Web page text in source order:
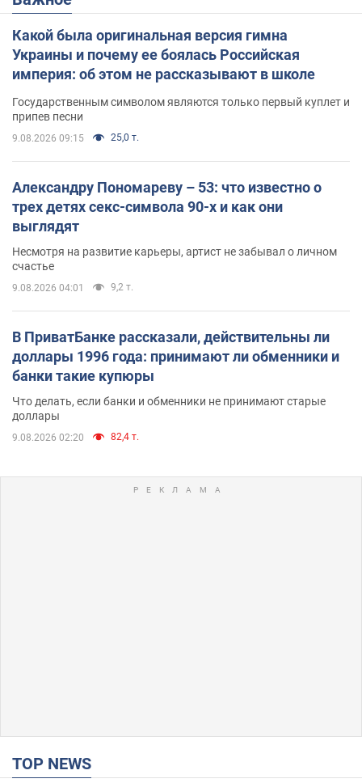
Какой была оригинальная версия гимна
Украины и почему ее боялась Российская
империя: об этом не рассказывают в школе
Государственным символом являются только первый куплет и
припев песни
9.08.2026 09:15 25,0 т.
Александру Пономареву – 53: что известно о
трех детях секс-символа 90-х и как они
выглядят
Несмотря на развитие карьеры, артист не забывал о личном
счастье
9.08.2026 04:01 9,2 т.
В ПриватБанке рассказали, действительны ли
доллары 1996 года: принимают ли обменники и
банки такие купюры
Что делать, если банки и обменники не принимают старые
доллары
9.08.2026 02:20 82,4 т.
TOP NEWS